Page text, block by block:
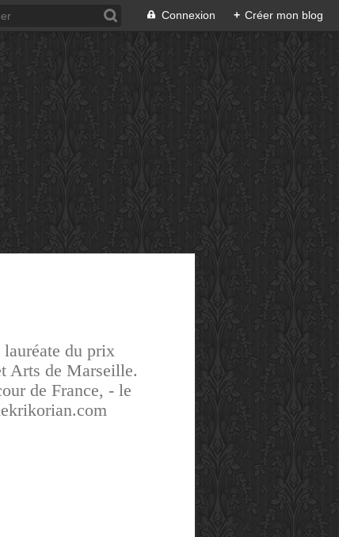
Connexion + Créer mon blog
du prix
Arts de Marseille.
de France, - le